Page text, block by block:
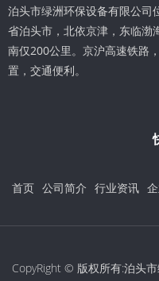
泊头市绿洲环保设备有限公司
省泊头市，北依京津，东临渤
南仅200公里。京沪高速铁路
置，交通便利。
首页 公司简介 行业资讯
CopyRight © 版权所有:泊头